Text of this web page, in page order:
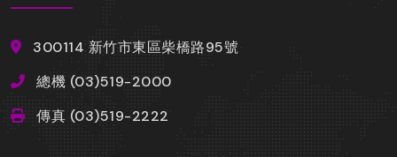
300114 新竹市東區柴橋路95號
總機 (03)519-2000
傳真 (03)519-2222